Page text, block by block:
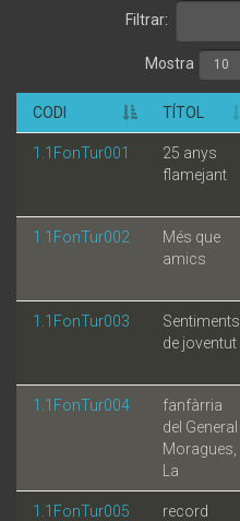
Filtrar:
Mostra
CODI TÍTOL
1.1FonTur001
25 anys
flamejant
1.1FonTur002
Més que
amics
1.1FonTur003
Sentiments
de joventut
1.1FonTur004
fanfàrria
del General
Moragues,
La
1.1FonTur005
record